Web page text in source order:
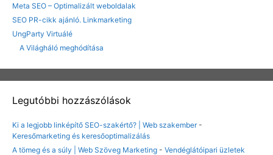
Meta SEO – Optimalizált weboldalak
SEO PR-cikk ajánló. Linkmarketing
UngParty Virtuálé
A Világháló meghódítása
Legutóbbi hozzászólások
Ki a legjobb linképítő SEO-szakértő? | Web szakember-
Keresőmarketing és keresőoptimalizálás
A tömeg és a súly | Web Szöveg Marketing - Vendéglátóipari üzletek